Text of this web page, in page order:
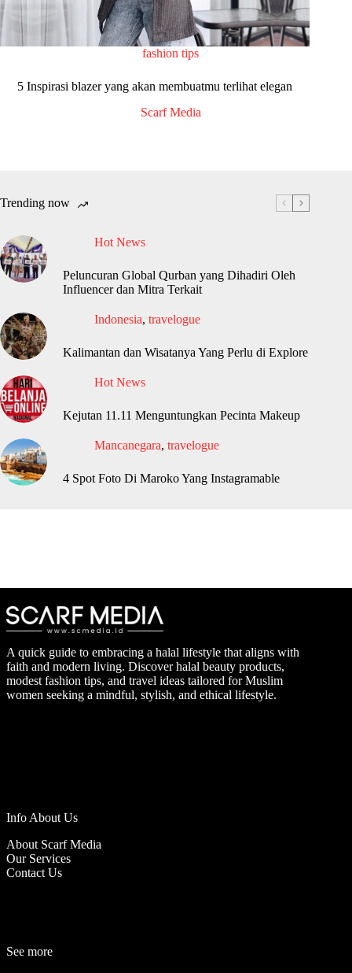
fashion tips
5 Inspirasi blazer yang akan membuatmu terlihat elegan
Scarf Media
Trending now
Hot News
Peluncuran Global Qurban yang Dihadiri Oleh
Influencer dan Mitra Terkait
Indonesia, travelogue
Kalimantan dan Wisatanya Yang Perlu di Explore
Hot News
Kejutan 11.11 Menguntungkan Pecinta Makeup
Mancanegara, travelogue
4 Spot Foto Di Maroko Yang Instagramable
A quick guide to embracing a halal lifestyle that aligns with
faith and modern living. Discover halal beauty products,
modest fashion tips, and travel ideas tailored for Muslim
women seeking a mindful, stylish, and ethical lifestyle.
Info About Us
About Scarf Media
Our Services
Contact Us
See more